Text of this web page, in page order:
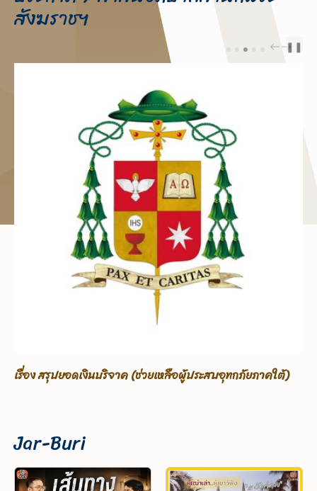
สังฆราชฯ
PREV
NEXT
❚❚
เรื่อง ขอรับบริจาคเพื่อช่วยเหลือผู้ประสบอุทกภัยภาคใต้
Jar-Buri